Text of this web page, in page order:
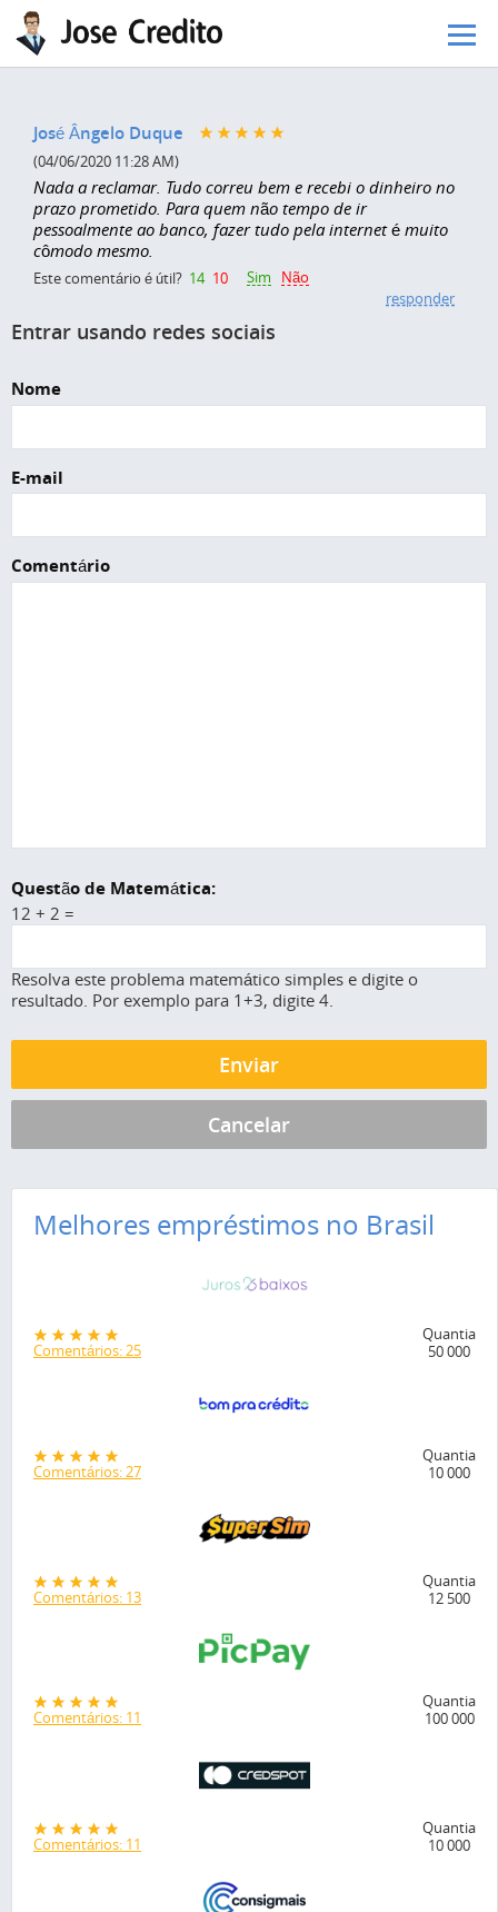
Pular para o conteúdo principal
José Ângelo Duque
(04/06/2020 11:28 AM)
Nada a reclamar. Tudo correu bem e recebi o dinheiro no
prazo prometido. Para quem não tempo de ir
pessoalmente ao banco, fazer tudo pela internet é muito
cômodo mesmo.
Este comentário é útil? 14 10 Sim
Não
responder
Entrar usando redes sociais
Nome
E-mail
Comentário
Questão de Matemática:
12 + 2 =
Resolva este problema matemático simples e digite o
resultado. Por exemplo para 1+3, digite 4.
Melhores empréstimos no Brasil
Comentários: 25
Quantia
50 000
Comentários: 27
Quantia
10 000
Comentários: 13
Quantia
12 500
Comentários: 11
Quantia
100 000
Comentários: 11
Quantia
10 000